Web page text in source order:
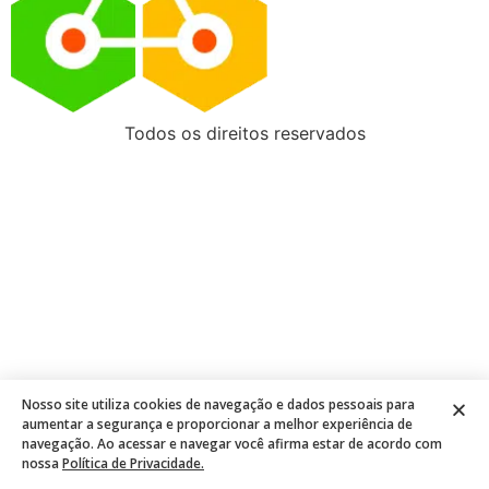
Todos os direitos reservados
Nosso site utiliza cookies de navegação e dados pessoais para
aumentar a segurança e proporcionar a melhor experiência de
navegação. Ao acessar e navegar você afirma estar de acordo com
nossa Política de Privacidade.